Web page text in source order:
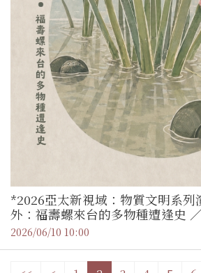
*2026亞太新視域：物質文明系列
外：福壽螺來台的多物種遭逢史
立陽明交通大學人文社會學系副教
2026/06/10 10:00